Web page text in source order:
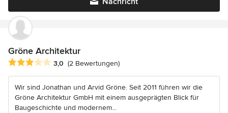
Gröne Architektur
Durchschnittliche Bewertung: 3 von 5 Sternen
3,0 (2 Bewertungen)
Wir sind Jonathan und Arvid Gröne. Seit 2011 führen wir die
Gröne Architektur GmbH mit einem ausgeprägten Blick für
Baugeschichte und modernem...